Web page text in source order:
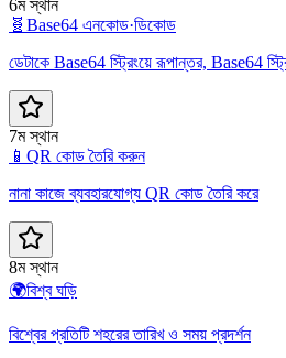
6ম স্থান
🧬 Base64 এনকোড·ডিকোড
ডেটাকে Base64 স্ট্রিংয়ে রূপান্তর, Base64
7ম স্থান
📱 QR কোড তৈরি করুন
নানা কাজে ব্যবহারযোগ্য QR কোড তৈরি করে
8ম স্থান
🌍বিশ্ব ঘড়ি
বিশ্বের প্রতিটি শহরের তারিখ ও সময় প্রদর্শন